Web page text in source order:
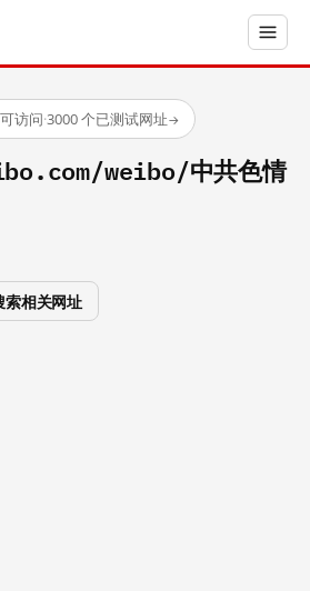
访问·3000 个已测试网址→
weibo/中共色情
索相关网址